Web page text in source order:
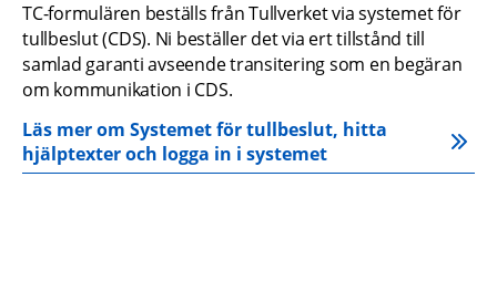
TC-formulären beställs från Tullverket via systemet för
tullbeslut (CDS). Ni beställer det via ert tillstånd till
samlad garanti avseende transitering som en begäran
om kommunikation i CDS.
Läs mer om Systemet för tullbeslut, hitta
hjälptexter och logga in i systemet